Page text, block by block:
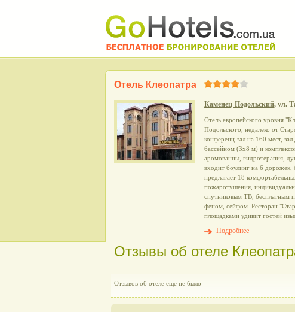
Отель Клеопатра
Каменец-Подольский, ул.
Отель европейского уровня
Подольского, недалеко от
конференц-зал на 160 мест,
бассейном (3х8 м) и
аромованны, гидротерапия,
входит боулинг на 6 дорожек,
предлагает 18
пожаротушения,
спутниковым ТВ, бесплатным
феном, сейфом. Ресторан
площадками удивит гостей
Подробнее
Отзывы об отеле
Отзывов об отеле еще не было